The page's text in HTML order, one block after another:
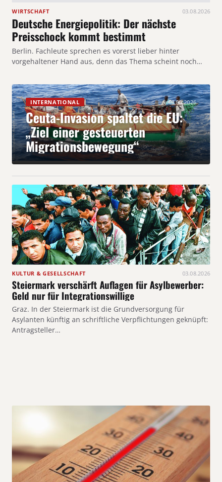
WIRTSCHAFT 03.08.2026
Deutsche Energiepolitik: Der nächste
Preisschock kommt bestimmt
Berlin. Fachleute sprechen es vorerst lieber hinter
vorgehaltener Hand aus, denn das Thema scheint noch…
INTERNATIONAL 03.08.2026
Ceuta-Invasion spaltet die EU:
„Ziel einer gesteuerten
Migrationsbewegung“
KULTUR & GESELLSCHAFT 03.08.2026
Steiermark verschärft Auflagen für Asylbewerber:
Geld nur für Integrationswillige
Graz. In der Steiermark ist die Grundversorgung für
Asylanten künftig an schriftliche Verpflichtungen geknüpft:
Antragsteller…